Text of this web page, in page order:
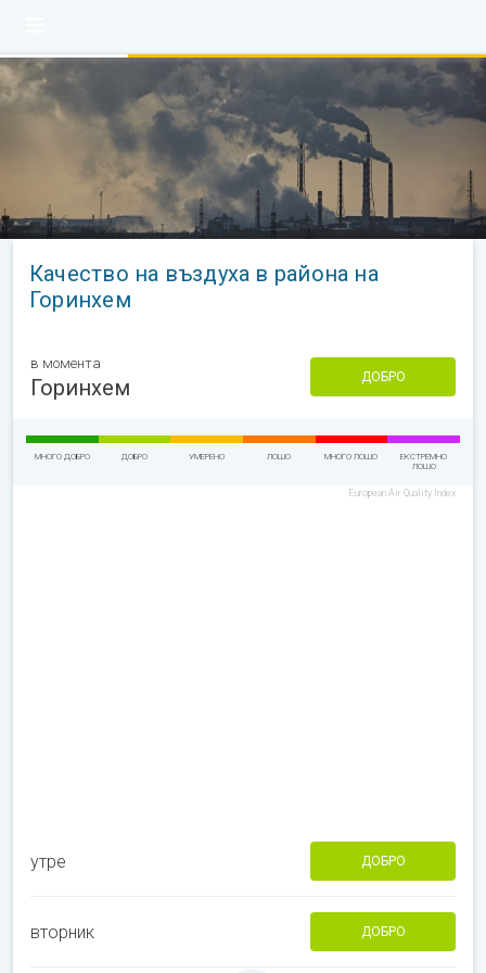
Качество на въздуха в района на
Горинхем
в момента
Горинхем ДОБРО
МНОГО ДОБРО ДОБРО УМЕРЕНО ЛОШО МНОГО ЛОШО
ЕКСТРЕМНО
ЛОШО
European Air Quality Index
утре ДОБРО
вторник ДОБРО